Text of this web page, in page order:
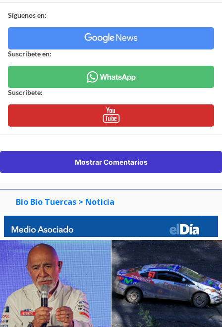
Síguenos en:
Suscríbete en:
Suscríbete:
Mostrar Comentarios
Bío Bío Tuercas > Noticia